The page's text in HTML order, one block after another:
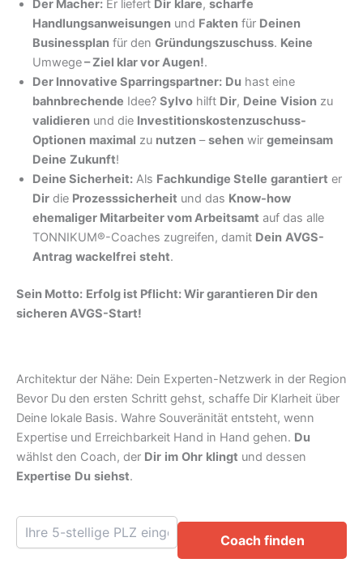
Der Macher: Er liefert Dir klare, scharfe
Handlungsanweisungen und Fakten für Deinen
Businessplan für den Gründungszuschuss. Keine
Umwege–Ziel klar vor Augen!.
Der Innovative Sparringspartner: Du hast eine
bahnbrechende Idee? Sylvo hilft Dir, Deine Vision zu
validieren und die Investitionskostenzuschuss-
Optionen maximal zu nutzen –sehen wir gemeinsam
Deine Zukunft!
Deine Sicherheit: Als Fachkundige Stelle garantiert er
Dir die Prozesssicherheit und das Know-how
ehemaliger Mitarbeiter vom Arbeitsamt auf das alle
TONNIKUM®-Coaches zugreifen, damit Dein AVGS-
Antrag wackelfrei steht.
Sein Motto: Erfolg ist Pflicht: Wir garantieren Dir den
sicheren AVGS-Start!
Architektur der Nähe: Dein Experten-Netzwerk in der Region
Bevor Du den ersten Schritt gehst, schaffe Dir Klarheit über
Deine lokale Basis. Wahre Souveränität entsteht, wenn
Expertise und Erreichbarkeit Hand in Hand gehen. Du
wählst den Coach, der Dir im Ohr klingt und dessen
Expertise Du siehst.
Coach finden